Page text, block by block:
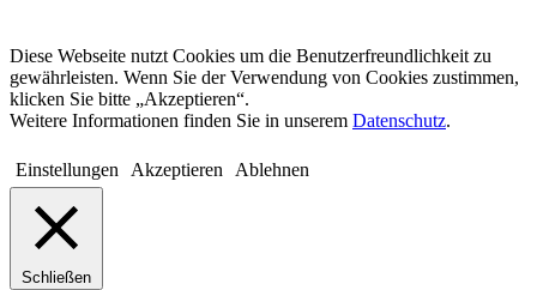
Diese Webseite nutzt Cookies um die Benutzerfreundlichkeit zu
gewährleisten. Wenn Sie der Verwendung von Cookies zustimmen,
klicken Sie bitte „Akzeptieren“.
Weitere Informationen finden Sie in unserem Datenschutz.
Einstellungen Akzeptieren Ablehnen
Schließen